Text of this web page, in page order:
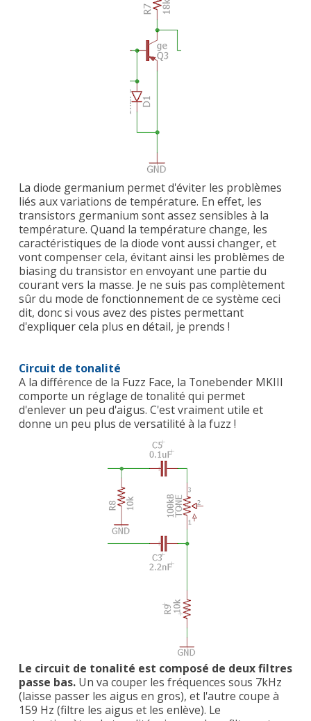
La diode germanium permet d'éviter les problèmes
liés aux variations de température. En effet, les
transistors germanium sont assez sensibles à la
température. Quand la température change, les
caractéristiques de la diode vont aussi changer, et
vont compenser cela, évitant ainsi les problèmes de
biasing du transistor en envoyant une partie du
courant vers la masse. Je ne suis pas complètement
sûr du mode de fonctionnement de ce système ceci
dit, donc si vous avez des pistes permettant
d'expliquer cela plus en détail, je prends !
Circuit de tonalité
A la différence de la Fuzz Face, la Tonebender MKIII
comporte un réglage de tonalité qui permet
d'enlever un peu d'aigus. C'est vraiment utile et
donne un peu plus de versatilité à la fuzz !
Le circuit de tonalité est composé de deux filtres
passe bas. Un va couper les fréquences sous 7kHz
(laisse passer les aigus en gros), et l'autre coupe à
159 Hz (filtre les aigus et les enlève). Le